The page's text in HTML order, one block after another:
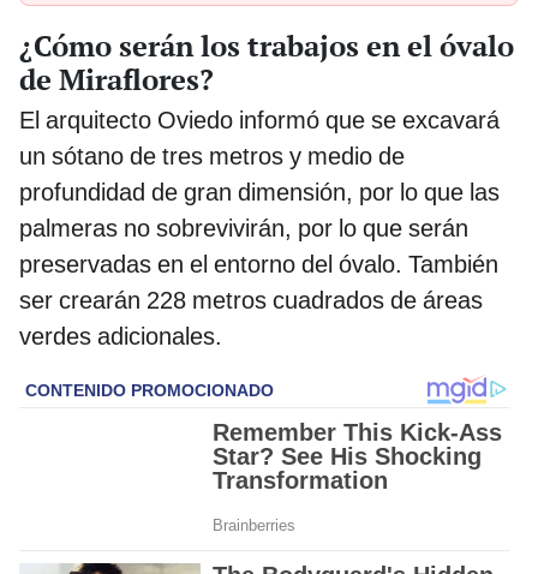
¿Cómo serán los trabajos en el óvalo
de Miraflores?
El arquitecto Oviedo informó que se excavará
un sótano de tres metros y medio de
profundidad de gran dimensión, por lo que las
palmeras no sobrevivirán, por lo que serán
preservadas en el entorno del óvalo. También
ser crearán 228 metros cuadrados de áreas
verdes adicionales.